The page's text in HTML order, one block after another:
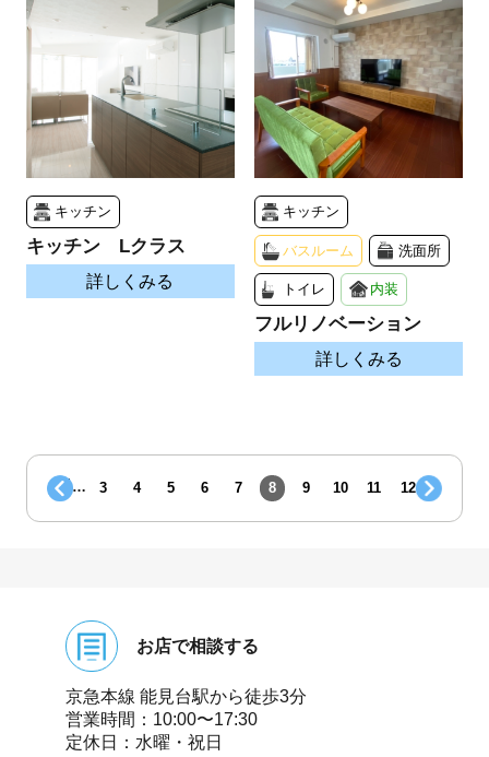
キッチン
キッチン Lクラス
詳しくみる
キッチン
バスルーム 洗面所
トイレ 内装
フルリノベーション
詳しくみる
1… 3 4 5 6 7 8 9 10 11 12
お店で相談する
京急本線 能⾒台駅から徒歩3分
営業時間：10:00〜17:30
定休⽇：⽔曜・祝⽇